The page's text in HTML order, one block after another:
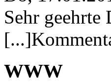
Sehr geehrte
WWW